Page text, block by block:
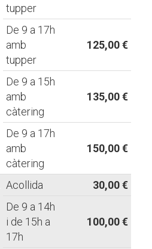
tupper
De 9 a 17h
amb
tupper
125,00 €
De 9 a 15h
amb
càtering
135,00 €
De 9 a 17h
amb
càtering
150,00 €
Acollida
30,00 €
De 9 a 14h
i de 15h a
17h
100,00 €